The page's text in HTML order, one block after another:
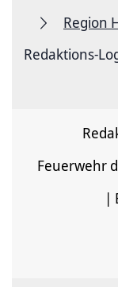
Region
Redaktions-
Feuerwehr
|